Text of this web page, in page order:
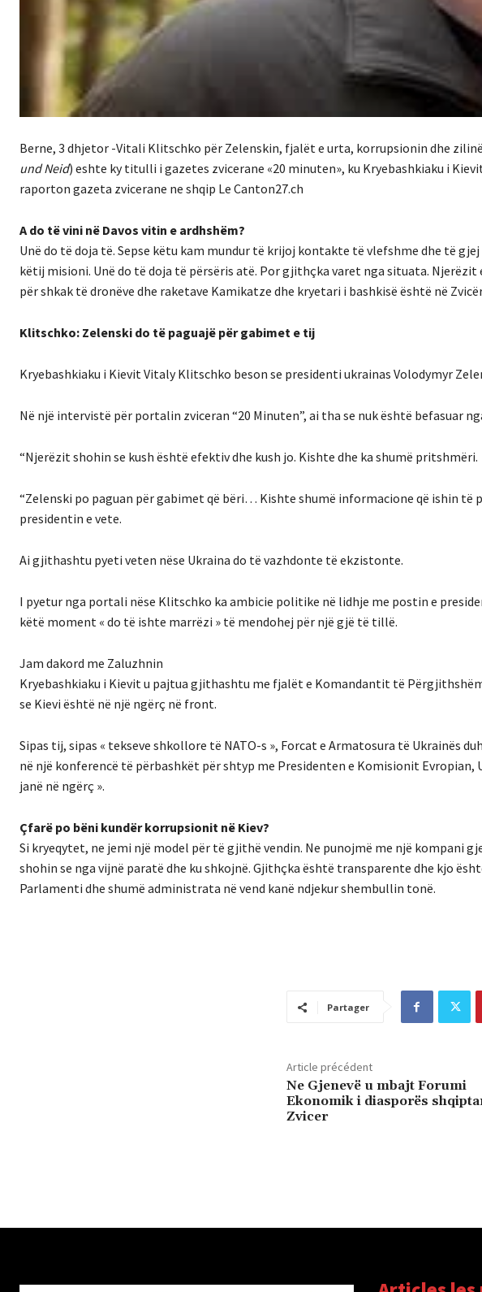
Berne, 3 dhjetor -Vitali Klitschko për Zelenskin, fjalët e urta, korrupsionin dhe
und Neid) eshte ky titulli i gazetes zvicerane «20 minuten», ku Kryebashkiaku i
raporton gazeta zvicerane ne shqip Le Canton27.ch
A do të vini në Davos vitin e ardhshëm?
Unë do të doja të. Sepse këtu kam mundur të krijoj kontakte të vlefshme dhe të
këtij misioni. Unë do të doja të përsëris atë. Por gjithçka varet nga situata.
për shkak të dronëve dhe raketave Kamikatze dhe kryetari i bashkisë është në
Klitschko: Zelenski do të paguajë për gabimet e tij
Kryebashkiaku i Kievit Vitaly Klitschko beson se presidenti ukrainas Volodymyr
Në një intervistë për portalin zviceran “20 Minuten”, ai tha se nuk është befasuar
“Njerëzit shohin se kush është efektiv dhe kush jo. Kishte dhe ka shumë pritshmëri.
“Zelenski po paguan për gabimet që bëri… Kishte shumë informacione që ishin të
presidentin e vete.
Ai gjithashtu pyeti veten nëse Ukraina do të vazhdonte të ekzistonte.
I pyetur nga portali nëse Klitschko ka ambicie politike në lidhje me postin e
këtë moment « do të ishte marrëzi » të mendohej për një gjë të tillë.
Jam dakord me Zaluzhnin
Kryebashkiaku i Kievit u pajtua gjithashtu me fjalët e Komandantit të
se Kievi është në një ngërç në front.
Sipas tij, sipas « tekseve shkollore të NATO-s », Forcat e Armatosura të Ukrainës
në një konferencë të përbashkët për shtyp me Presidenten e Komisionit Evropian,
janë në ngërç ».
Çfarë po bëni kundër korrupsionit në Kiev?
Si kryeqytet, ne jemi një model për të gjithë vendin. Ne punojmë me një kompani
shohin se nga vijnë paratë dhe ku shkojnë. Gjithçka është transparente dhe kjo
Parlamenti dhe shumë administrata në vend kanë ndjekur shembullin tonë.
Partager
Article précédent
Ne Gjenevë u mbajt Forumi
Ekonomik i diasporës
Zvicer